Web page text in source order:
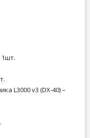
L3000 v3 (DX-40) –